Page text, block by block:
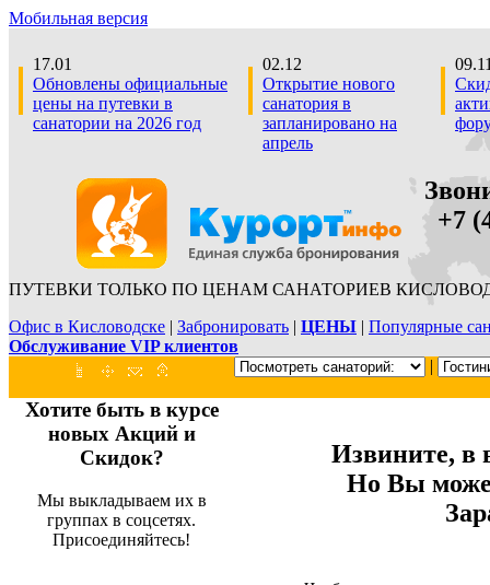
Мобильная версия
17.01
Обновлены официальные
цены на путевки в
санатории на 2026 год
02.12
Открытие нового
санатория в
запланировано на
апрель
+7
ПУТЕВКИ ТОЛЬКО ПО ЦЕНАМ САНАТОРИЕВ
Офис в Кисловодске | Забронировать | ЦЕНЫ | Популярные
Обслуживание VIP клиентов
|
Хотите быть в курсе
новых Акций и
Скидок?
Мы выкладываем их в
группах в соцсетях.
Присоединяйтесь!
Извините, в
Но Вы